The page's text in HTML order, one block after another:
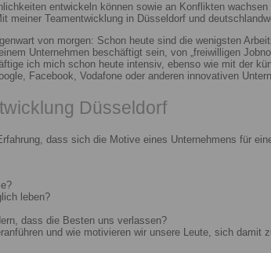
entwickeln können sowie an Konflikten
meiner Teamentwicklung in Düsseldorf und
von morgen: Schon heute sind die wenigsten
Unternehmen beschäftigt sein, von „freiwilligen
ich mich schon heute intensiv, ebenso wie mit der
Facebook, Vodafone oder anderen innovativen
Düsseldorf
dass sich die Motive eines Unternehmens für
leben?
dass die Besten uns verlassen?
und wie motivieren wir unsere Leute, sich damit